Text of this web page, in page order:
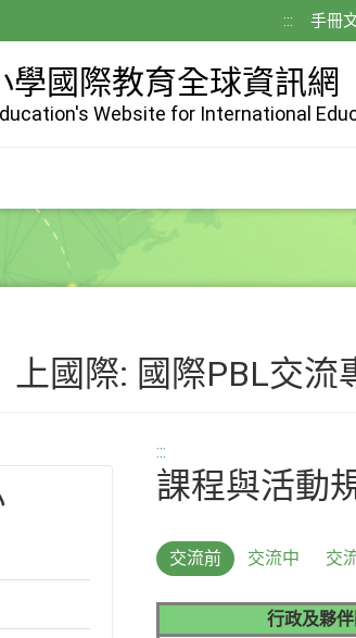
::: 手冊
學國際教育全球資訊網
Website for International
上國際: 國際PBL交流
:::
課程與活動
交流前 交流中 交
行政及夥